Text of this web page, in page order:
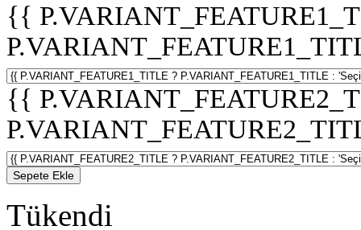
{{
{{
Sepete Ekle
Tükendi